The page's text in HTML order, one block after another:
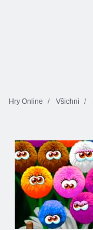
Hry Online Všichni